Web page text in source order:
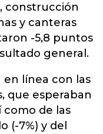
, construcción
y canteras
-5,8 puntos
general.
en línea con las
que esperaban
como de las
(-7%) y del